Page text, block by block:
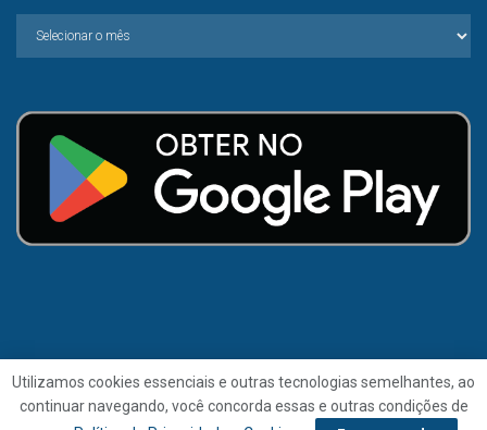
Utilizamos cookies essenciais e outras tecnologias semelhantes, ao
continuar navegando, você concorda essas e outras condições de